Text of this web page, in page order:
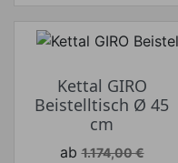
Kettal GIRO
Beistelltisch Ø 45
cm
Verkaufspreis
ab 1.174,00 €